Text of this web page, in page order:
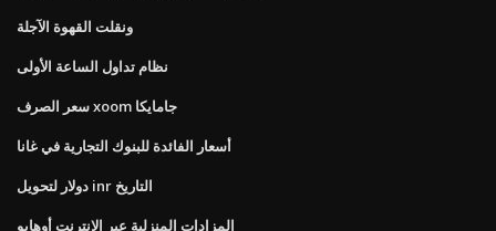
ونقلت القهوة الآجلة
نظام تداول الساعة الأولى
سعر الصرف xoom جامايكا
أسعار الفائدة للبنوك التجارية في غانا
دولار لتحويل inr التاريخ
المزادات المنزلية عبر الإنترنت أوهايو